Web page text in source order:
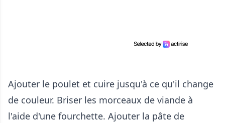
Ajouter le poulet et cuire jusqu'à ce qu'il change
de couleur. Briser les morceaux de viande à
l'aide d'une fourchette. Ajouter la pâte de